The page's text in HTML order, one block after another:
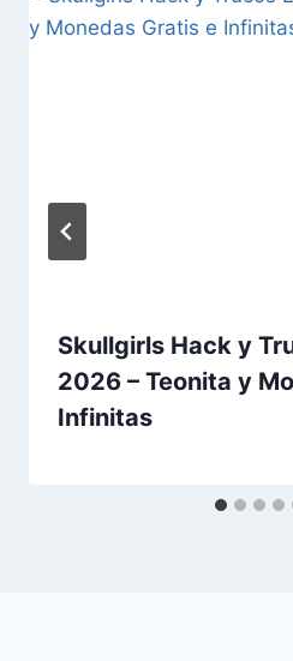
Skullgirls Hack y
2026 – Teonita y
Infinitas